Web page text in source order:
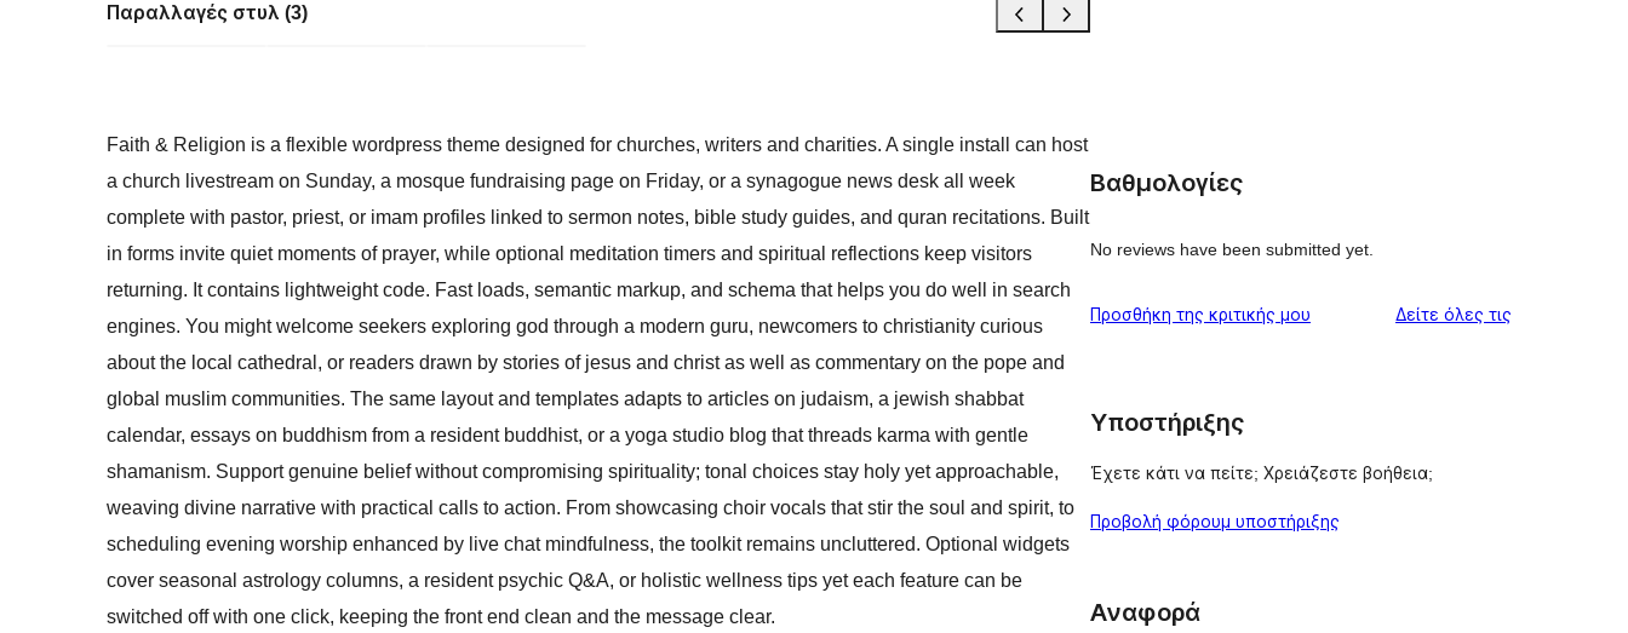
Παραλλαγές στυλ (3)
Faith & Religion is a flexible wordpress theme designed for churches, writers and charities. A single install can host
a church livestream on Sunday, a mosque fundraising page on Friday, or a synagogue news desk all week
complete with pastor, priest, or imam profiles linked to sermon notes, bible study guides, and quran recitations. Built
in forms invite quiet moments of prayer, while optional meditation timers and spiritual reflections keep visitors
returning. It contains lightweight code. Fast loads, semantic markup, and schema that helps you do well in search
engines. You might welcome seekers exploring god through a modern guru, newcomers to christianity curious
about the local cathedral, or readers drawn by stories of jesus and christ as well as commentary on the pope and
global muslim communities. The same layout and templates adapts to articles on judaism, a jewish shabbat
calendar, essays on buddhism from a resident buddhist, or a yoga studio blog that threads karma with gentle
shamanism. Support genuine belief without compromising spirituality; tonal choices stay holy yet approachable,
weaving divine narrative with practical calls to action. From showcasing choir vocals that stir the soul and spirit, to
scheduling evening worship enhanced by live chat mindfulness, the toolkit remains uncluttered. Optional widgets
cover seasonal astrology columns, a resident psychic Q&A, or holistic wellness tips yet each feature can be
switched off with one click, keeping the front end clean and the message clear.
Βαθμολογίες
No reviews have been submitted yet.
Προσθήκη της κριτικής μου Δείτε όλες τις
Υποστήριξης
Έχετε κάτι να πείτε; Χρειάζεστε βοήθεια;
Προβολή φόρουμ υποστήριξης
Αναφορά